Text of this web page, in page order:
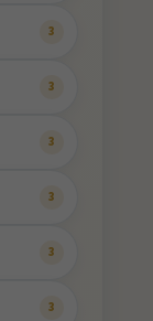
3
3
3
3
3
3